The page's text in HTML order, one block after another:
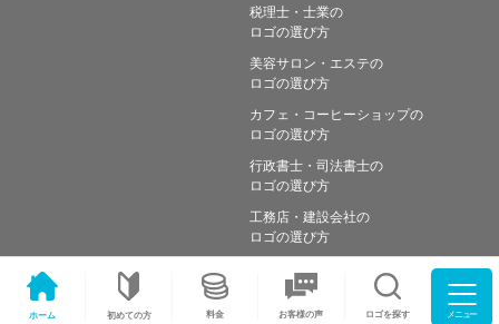
ホーム 初めての方 料金 お客様の声 ロゴを探す メニュー
税理士・士業の
ロゴの選び方
美容サロン・エステの
ロゴの選び方
カフェ・コーヒーショップの
ロゴの選び方
行政書士・司法書士の
ロゴの選び方
工務店・建設会社の
ロゴの選び方
Copyright © Simple works Inc. All Rights Reserved.